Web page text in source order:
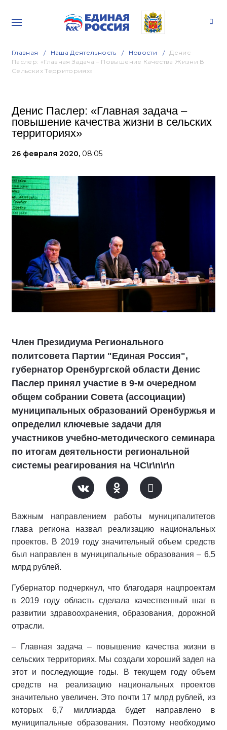
Главная Наша Деятельность Новости
Денис
Паслер: «Главная Задача – Повышение Качества Жизни В
Сельских Территориях»
Денис Паслер: «Главная задача –
повышение качества жизни в сельских
территориях»
26 февраля 2020, 08:05
Член Президиума Регионального
политсовета Партии "Единая Россия",
губернатор Оренбургской области Денис
Паслер принял участие в 9-м очередном
общем собрании Совета (ассоциации)
муниципальных образований Оренбуржья и
определил ключевые задачи для
участников учебно-методического семинара
по итогам деятельности региональной
системы реагирования на ЧС\r\n\r\n
Важным направлением работы муниципалитетов
глава региона назвал реализацию национальных
проектов. В 2019 году значительный объем средств
был направлен в муниципальные образования – 6,5
млрд рублей.
Губернатор подчеркнул, что благодаря нацпроектам
в 2019 году область сделала качественный шаг в
развитии здравоохранения, образования, дорожной
отрасли.
– Главная задача – повышение качества жизни в
сельских территориях. Мы создали хороший задел на
этот и последующие годы. В текущем году объем
средств на реализацию национальных проектов
значительно увеличен. Это почти 17 млрд рублей, из
которых 6,7 миллиарда будет направлено в
муниципальные образования. Поэтому необходимо